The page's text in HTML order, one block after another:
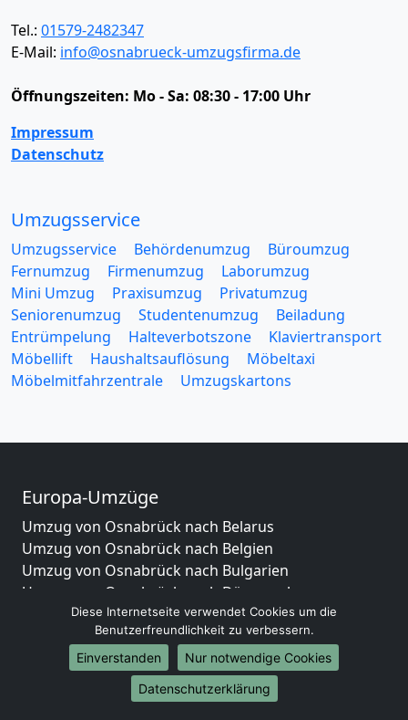
Tel.: 01579-2482347
E-Mail: info@osnabrueck-umzugsfirma.de
Öffnungszeiten: Mo - Sa: 08:30 - 17:00 Uhr
Impressum
Datenschutz
Umzugsservice
Umzugsservice Behördenumzug
Büroumzug
Fernumzug
Firmenumzug
Laborumzug
Mini Umzug
Praxisumzug
Privatumzug
Seniorenumzug
Studentenumzug
Beiladung
Entrümpelung
Halteverbotszone
Klaviertransport
Möbellift
Haushaltsauflösung
Möbeltaxi
Möbelmitfahrzentrale
Umzugskartons
Europa-Umzüge
Umzug von Osnabrück nach Belarus
Umzug von Osnabrück nach Belgien
Umzug von Osnabrück nach Bulgarien
Umzug von Osnabrück nach Dänemark
Umzug von Osnabrück nach England
Umzug von Osnabrück nach Portugal
Umzug von Osnabrück nach Bosnien
und Herzegowina
Umzug von Osnabrück nach Irland
Diese Internetseite verwendet Cookies um die
Benutzerfreundlichkeit zu verbessern.
Einverstanden
Nur notwendige Cookies
Datenschutzerklärung